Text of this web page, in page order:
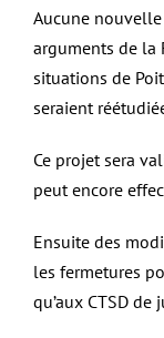
Aucune
arguments de la
situations de
seraient
Ce projet sera
peut encore
Ensuite des
les fermetures
qu’aux CTSD de